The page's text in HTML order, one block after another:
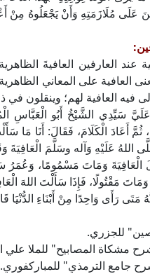
عَلَى مُلَازَمَتِهِ وَأَنْ يَجْعَلُوهُ
عند العارفين العافيةَ
العافية على المعاني
فيه العافية لهم؛ وينقلون
سَيِّدِي الشَّيْخُ أَبُو الْعَبَّاسِ
أَعَادَ الْكَلَامَ، فَقَالَ: أَنَا مَا
عَلَيْهِ وَآله وسَلَّمَ الْعَافِيَةَ
وَمَاتَ مَسْمُومًا، وَعُمَرُ
مَقْتُولًا، فَإِذَا سَأَلْتَ اللهَ
رَأَى وَاحِدًا مِنْ أَبْنَاءِ الدُّنْيَا
للجزري.
مشكاة المصابيح" للملا علي
جامع الترمذي" للمباركفوري.